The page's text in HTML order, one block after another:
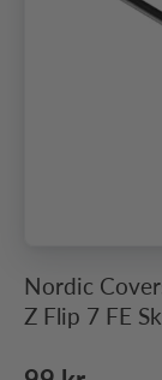
Nordic
Z Flip 7 FE